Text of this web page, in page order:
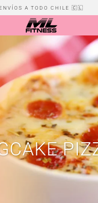
ENVÍOS A TODO CHILE 🇨🇱